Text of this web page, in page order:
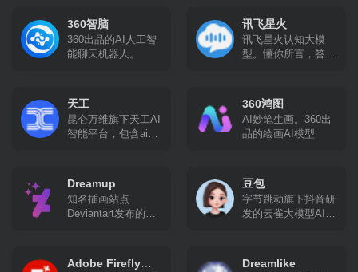
堆友围绕品质、效
率、技能、成就、收
入五大用户价值布局
平台能力, 全力服务
然语言对话的方式，
理解用户指令并执行
任务，帮助用户实现
人获取信息，知识和
360智脑
360出品的AI人工智
能聊天机器人。
讯飞星火
讯飞星火认知大模
型。懂你所言，答你
天工
昆仑万维旗下天工AI
智能平台，包含ai对
360鸿图
AI妙笔生画。360出
品的绘画AI模型
Dreamup
知名插画站点
Deviantart发布的AI
豆包
字节跳动旗下抖音研
发的云雀大模型AI对
Adobe Firefly
Dreamlike